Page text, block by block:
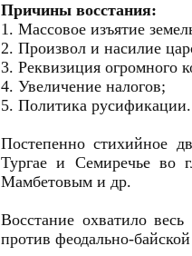
Причины восстания:
1. Массовое изъятие
2. Произвол и насилие
3. Реквизиция огромного
4. Увеличение налогов;
5. Политика русификации.
Постепенно стихийное
Тургае и Семиречье
Мамбетовым и др.
Восстание охватило
против феодально-